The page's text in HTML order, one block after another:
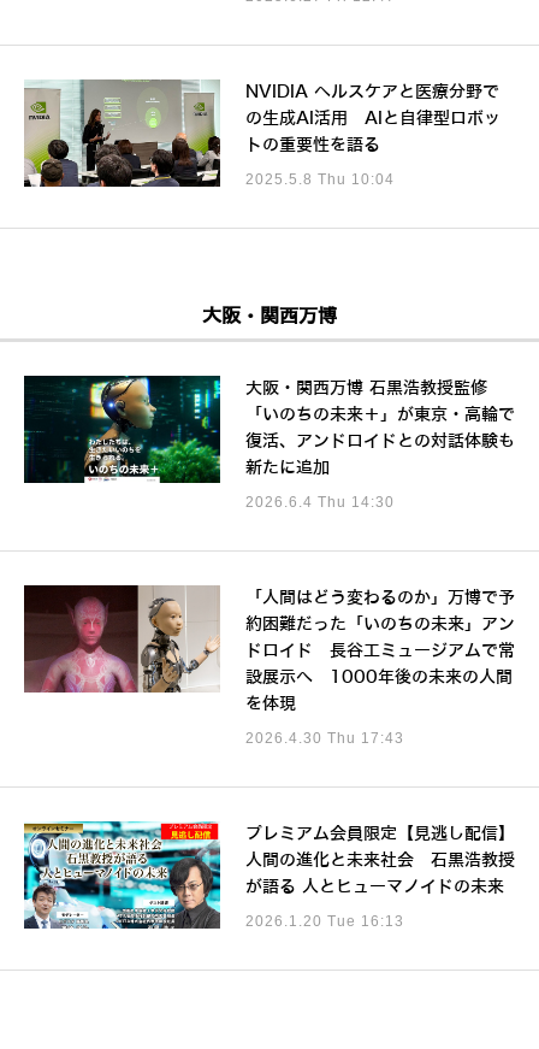
NVIDIA ヘルスケアと医療分野で
の生成AI活用 AIと自律型ロボッ
トの重要性を語る
2025.5.8 Thu 10:04
大阪・関西万博
大阪・関西万博 石黒浩教授監修
「いのちの未来＋」が東京・高輪で
復活、アンドロイドとの対話体験も
新たに追加
2026.6.4 Thu 14:30
「人間はどう変わるのか」万博で予
約困難だった「いのちの未来」アン
ドロイド 長谷工ミュージアムで常
設展示へ 1000年後の未来の人間
を体現
2026.4.30 Thu 17:43
プレミアム会員限定【見逃し配信】
人間の進化と未来社会 石黒浩教授
が語る 人とヒューマノイドの未来
2026.1.20 Tue 16:13